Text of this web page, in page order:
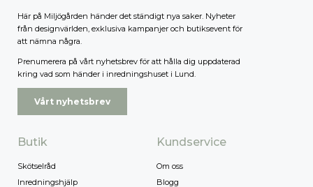
Här på Miljögården händer det ständigt nya saker. Nyheter
från designvärlden, exklusiva kampanjer och butiksevent för
att nämna några.
Prenumerera på vårt nyhetsbrev för att hålla dig uppdaterad
kring vad som händer i inredningshuset i Lund.
Vårt nyhetsbrev
Butik
Skötselråd
Inredningshjälp
Kundservice
Om oss
Blogg